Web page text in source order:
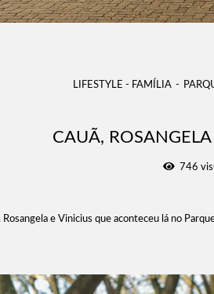
LIFESTYLE - FAMÍLIA
CAUÃ,
746
e Vinicius que aconteceu lá no